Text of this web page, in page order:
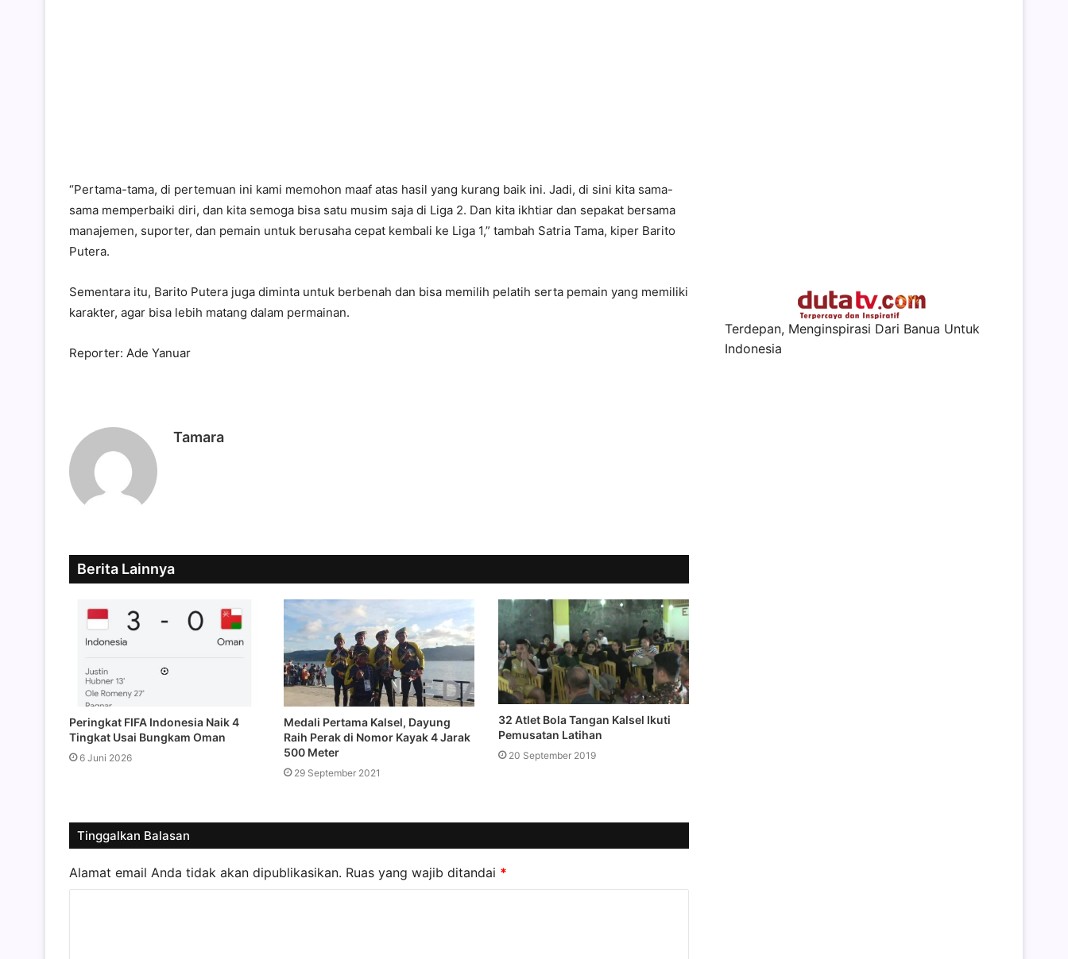
“Pertama-tama, di pertemuan ini kami memohon maaf atas hasil yang kurang baik ini. Jadi, di sini kita sama-
sama memperbaiki diri, dan kita semoga bisa satu musim saja di Liga 2. Dan kita ikhtiar dan sepakat bersama
manajemen, suporter, dan pemain untuk berusaha cepat kembali ke Liga 1,” tambah Satria Tama, kiper Barito
Putera.
Sementara itu, Barito Putera juga diminta untuk berbenah dan bisa memilih pelatih serta pemain yang memiliki
karakter, agar bisa lebih matang dalam permainan.
Reporter: Ade Yanuar
Tamara
Berita Lainnya
Peringkat FIFA Indonesia Naik 4
Tingkat Usai Bungkam Oman
6 Juni 2026
Medali Pertama Kalsel, Dayung
Raih Perak di Nomor Kayak 4 Jarak
500 Meter
29 September 2021
32 Atlet Bola Tangan Kalsel Ikuti
Pemusatan Latihan
20 September 2019
Tinggalkan Balasan
Alamat email Anda tidak akan dipublikasikan. Ruas yang wajib ditandai *
Terdepan, Menginspirasi Dari Banua Untuk
Indonesia